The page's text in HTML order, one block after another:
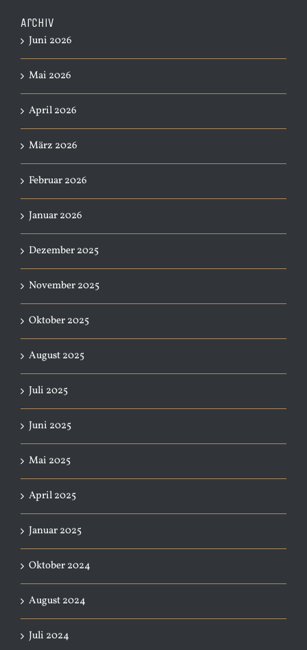
Archiv
Juni 2026
Mai 2026
April 2026
März 2026
Februar 2026
Januar 2026
Dezember 2025
November 2025
Oktober 2025
August 2025
Juli 2025
Juni 2025
Mai 2025
April 2025
Januar 2025
Oktober 2024
August 2024
Juli 2024